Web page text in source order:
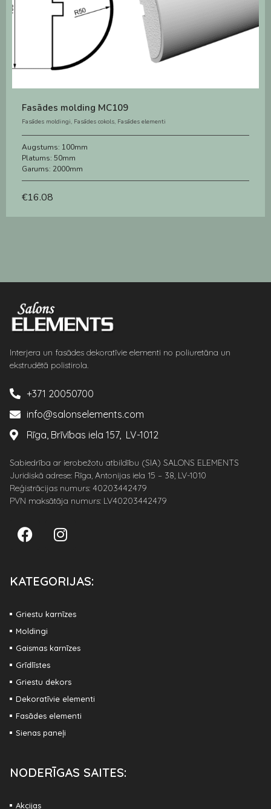
Fasādes molding MC109
Fasādes moldingi, Fasādes cokols, Fasādes elementi
Augstums: 100mm
Platums: 50mm
Garums: 2000mm
€16.08
Interjera un fasādes dekoratīvie elementi no poliuretāna un
ekstrudētā polistirola.
+371 20050700
info@salonselements.com
Rīga, Brīvības iela 157, LV-1012
Sabiedrība ar ierobežotu atbildību (SIA) SALONS ELEMENTS
Juridiskā adrese: Rīga, Antonijas iela 15 – 38, LV-1010
Reģistrācijas numurs: 40203442479
PVN maksātāja numurs: LV40203442479
KATEGORIJAS:
Griestu karnīzes
Moldingi
Gaismas karnīzes
Grīdlīstes
Griestu dekors
Dekoratīvie elementi
Fasādes elementi
Sienas paneļi
NODERĪGAS SAITES:
Akcijas